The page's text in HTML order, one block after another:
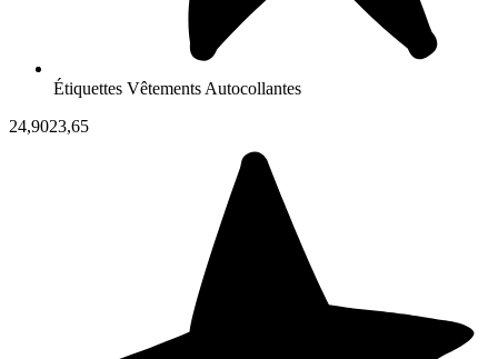
Étiquettes Vêtements Autocollantes
24,9023,65